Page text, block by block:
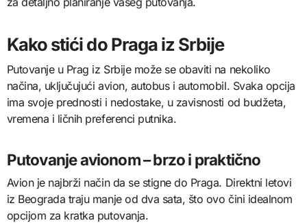
Kako stići do Praga iz Srbije
Putovanje u Prag iz Srbije može se obaviti na nekoliko
načina, uključujući avion, autobus i automobil. Svaka opcija
ima svoje prednosti i nedostake, u zavisnosti od budžeta,
vremena i ličnih preferenci putnika.
Putovanje avionom – brzo i praktično
Avion je najbrži način da se stigne do Praga. Direktni letovi
iz Beograda traju manje od dva sata, što ovo čini idealnom
opcijom za kratka putovanja.